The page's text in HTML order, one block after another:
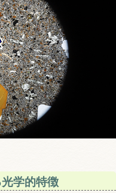
学的特徴